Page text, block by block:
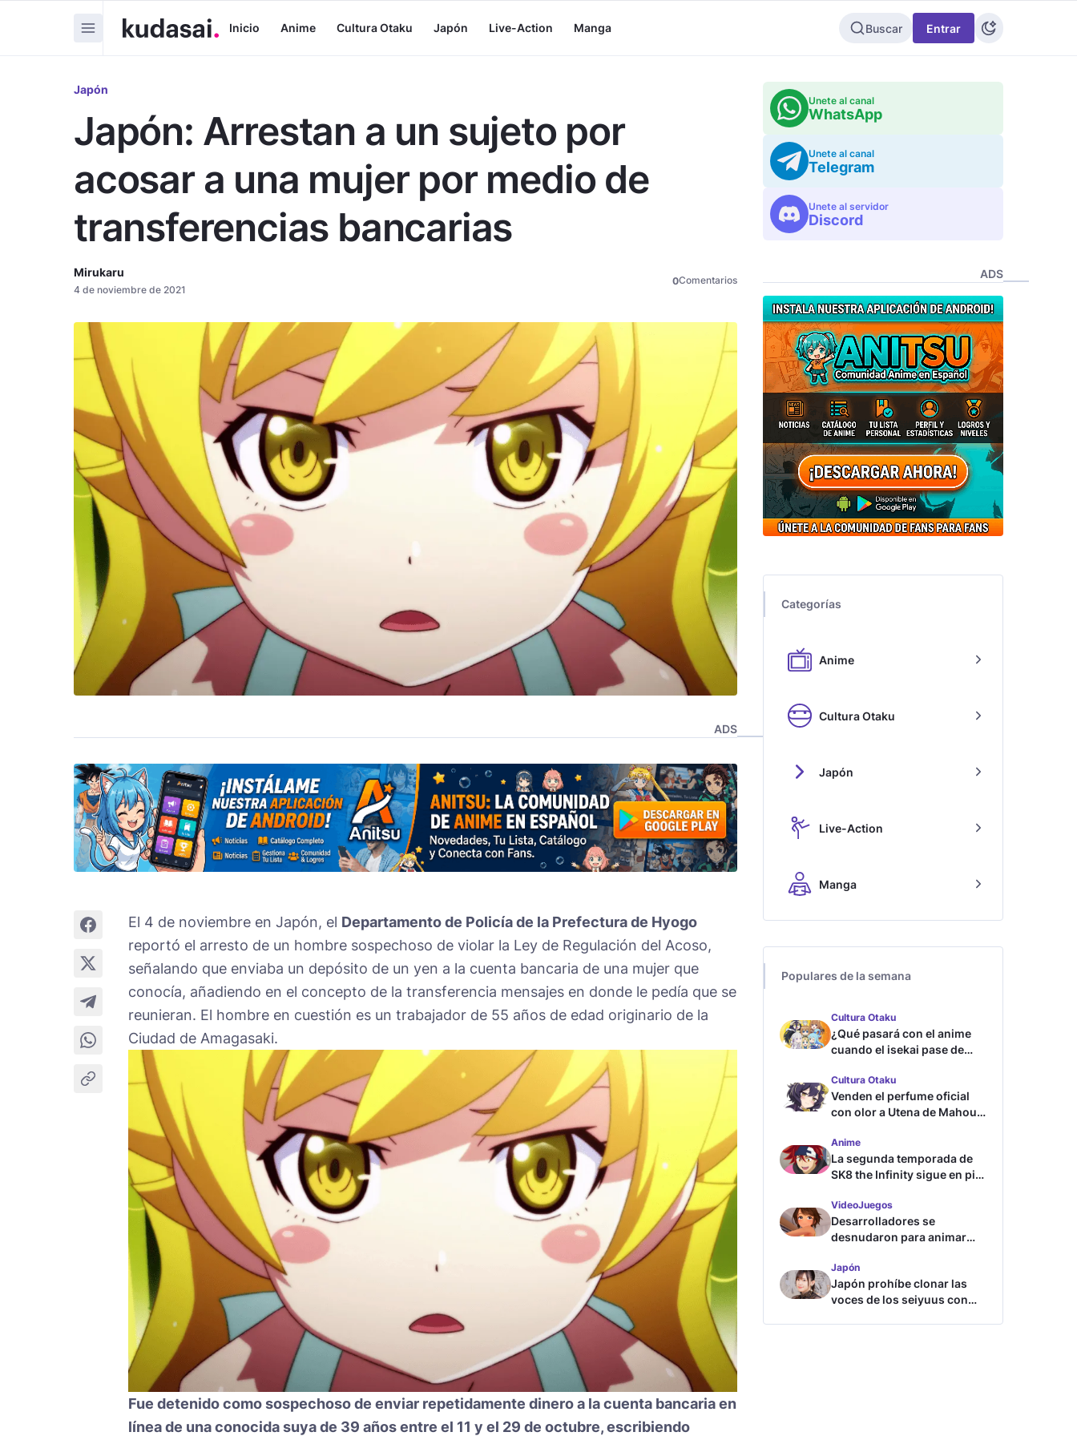
Inicio Anime Cultura Otaku Japón Live-Action Manga Buscar Entrar
Japón
Japón: Arrestan a un sujeto por
acosar a una mujer por medio de
transferencias bancarias
Mirukaru
4 de noviembre de 2021
0Comentarios
ADS
El 4 de noviembre en Japón, el Departamento de Policía de la Prefectura de Hyogo
reportó el arresto de un hombre sospechoso de violar la Ley de Regulación del Acoso,
señalando que enviaba un depósito de un yen a la cuenta bancaria de una mujer que
conocía, añadiendo en el concepto de la transferencia mensajes en donde le pedía que se
reunieran. El hombre en cuestión es un trabajador de 55 años de edad originario de la
Ciudad de Amagasaki.
Fue detenido como sospechoso de enviar repetidamente dinero a la cuenta bancaria en
línea de una conocida suya de 39 años entre el 11 y el 29 de octubre, escribiendo
Unete al canal
WhatsApp
Unete al canal
Telegram
Unete al servidor
Discord
ADS
Categorías
Anime
Cultura Otaku
Japón
Live-Action
Manga
Populares de la semana
Cultura Otaku
¿Qué pasará con el anime
cuando el isekai pase de
Cultura Otaku
Venden el perfume oficial
con olor a Utena de Mahou
Anime
La segunda temporada de
SK8 the Infinity sigue en pie
VideoJuegos
Desarrolladores se
desnudaron para animar
Japón
Japón prohíbe clonar las
voces de los seiyuus con